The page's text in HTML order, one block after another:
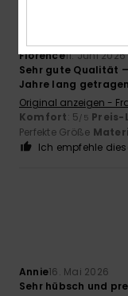
Florence11. Juni 2026
Sehr gute Qualität
Jahre lang
Original anzeigen -
Komfort: 5/5
Perfekte Größe
Ich empfehle
Annie16. Mai 2026
Sehr hübsch und